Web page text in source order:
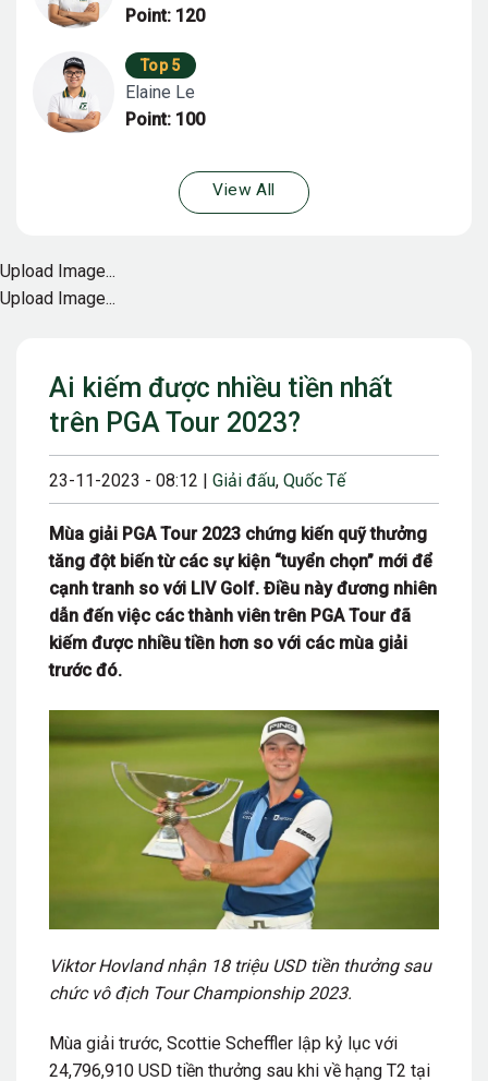
Ai kiếm được nhiều tiền nhất
trên PGA Tour 2023?
23-11-2023 - 08:12 | Giải đấu, Quốc Tế
Mùa giải PGA Tour 2023 chứng kiến quỹ thưởng
tăng đột biến từ các sự kiện “tuyển chọn” mới để
cạnh tranh so với LIV Golf. Điều này đương nhiên
dẫn đến việc các thành viên trên PGA Tour đã
kiếm được nhiều tiền hơn so với các mùa giải
trước đó.
Viktor Hovland nhận 18 triệu USD tiền thưởng sau
chức vô địch Tour Championship 2023.
Mùa giải trước, Scottie Scheffler lập kỷ lục với
24,796,910 USD tiền thưởng sau khi về hạng T2 tại
Point: 120
Top 5
Elaine Le
Point: 100
View All
Upload Image...
Upload Image...